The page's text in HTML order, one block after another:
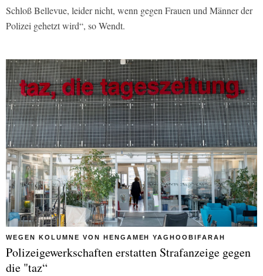
Schloß Bellevue, leider nicht, wenn gegen Frauen und Männer der
Polizei gehetzt wird“, so Wendt.
WEGEN KOLUMNE VON HENGAMEH YAGHOOBIFARAH
Polizeigewerkschaften erstatten Strafanzeige gegen
die "taz“